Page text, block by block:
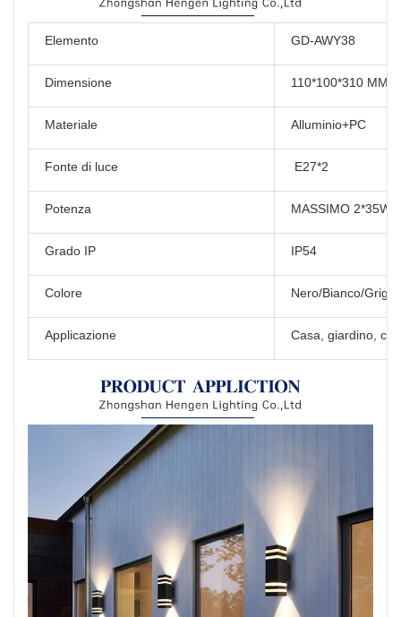
Elemento GD-AWY38
Dimensione 110*100*310 MM
Materiale Alluminio+PC
Fonte di luce E27*2
Potenza MASSIMO 2*35W
Grado IP IP54
Colore Nero/Bianco/Grigio
Applicazione Casa, giardino,